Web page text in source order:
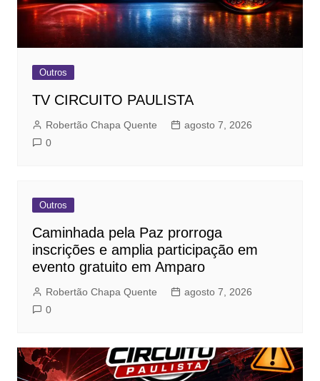
Outros
TV CIRCUITO PAULISTA
Robertão Chapa Quente
agosto 7, 2026
0
Outros
Caminhada pela Paz prorroga
inscrições e amplia participação em
evento gratuito em Amparo
Robertão Chapa Quente
agosto 7, 2026
0